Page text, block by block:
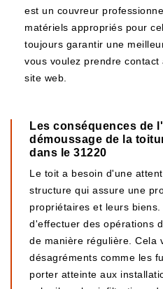
est un couvreur
matériels appropriés pour
toujours garantir une
vous voulez prendre
site web.
Les conséquences de
démoussage de la
dans le 31220
Le toit a besoin d'une
structure qui assure une
propriétaires et leurs
d'effectuer des opérations
de manière régulière. Cela
désagréments comme les
porter atteinte aux